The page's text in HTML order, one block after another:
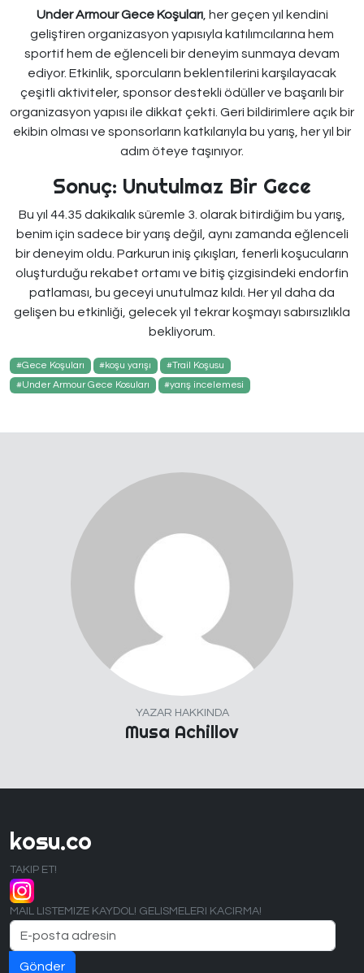
Under Armour Gece Koşuları, her geçen yıl kendini
geliştiren organizasyon yapısıyla katılımcılarına hem
sportif hem de eğlenceli bir deneyim sunmaya devam
ediyor. Etkinlik, sporcuların beklentilerini karşılayacak
çeşitli aktiviteler, sponsor destekli ödüller ve başarılı bir
organizasyon yapısı ile dikkat çekti. Geri bildirimlere açık bir
ekibin olması ve sponsorların katkılarıyla bu yarış, her yıl bir
adım öteye taşınıyor.
Sonuç: Unutulmaz Bir Gece
Bu yıl 44.35 dakikalık süremle 3. olarak bitirdiğim bu yarış,
benim için sadece bir yarış değil, aynı zamanda eğlenceli
bir deneyim oldu. Parkurun iniş çıkışları, fenerli koşucuların
oluşturduğu rekabet ortamı ve bitiş çizgisindeki endorfin
patlaması, bu geceyi unutulmaz kıldı. Her yıl daha da
gelişen bu etkinliği, gelecek yıl tekrar koşmayı sabırsızlıkla
bekliyorum.
#Gece Koşuları #koşu yarışı
#Trail Koşusu
#Under Armour Gece Kosuları
#yarış incelemesi
YAZAR HAKKINDA
Musa Achillov
kosu.co
TAKIP ET!
MAIL LISTEMIZE KAYDOL! GELISMELERI KACIRMA!